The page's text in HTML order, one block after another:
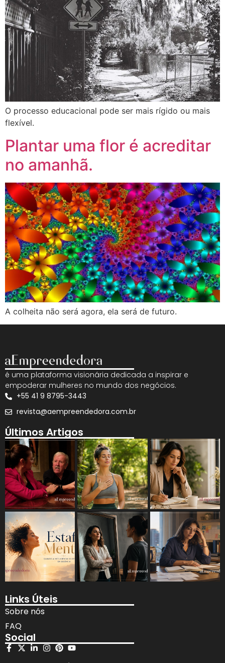
O processo educacional pode ser mais rígido ou mais
flexível.
Plantar uma flor é acreditar
no amanhã.
A colheita não será agora, ela será de futuro.
é uma plataforma visionária dedicada a inspirar e
empoderar mulheres no mundo dos negócios.
+55 41 9 8795-3443
revista@aempreendedora.com.br
Últimos Artigos
Links Úteis
Sobre nós
FAQ
Social